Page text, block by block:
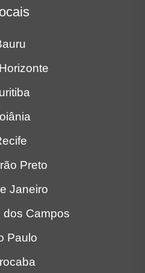
Preto
Janeiro
dos Campos
Paulo